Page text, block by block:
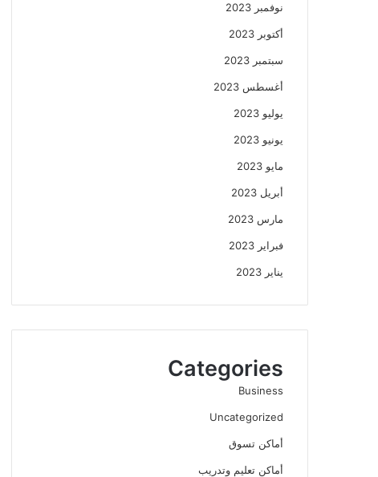
نوفمبر 2023
أكتوبر 2023
سبتمبر 2023
أغسطس 2023
يوليو 2023
يونيو 2023
مايو 2023
أبريل 2023
مارس 2023
فبراير 2023
يناير 2023
Categories
Business
Uncategorized
أماكن تسوق
أماكن تعليم وتدريب